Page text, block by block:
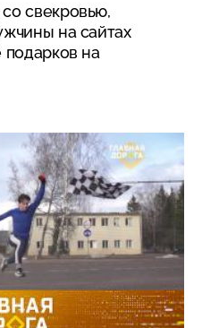
свекровью,
на сайтах
подарков на